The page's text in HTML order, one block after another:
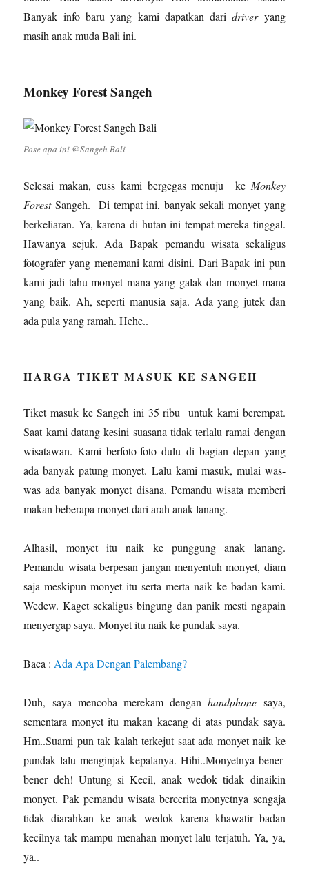
Banyak info baru yang kami dapatkan daridriveryang
masih anak muda Bali ini.
Monkey Forest Sangeh
Pose apa ini @Sangeh Bali
Selesai makan, cuss kami bergegas menuju ke Monkey
ForestSangeh. Di tempat ini, banyak sekali monyet yang
berkeliaran. Ya, karena di hutan ini tempat mereka tinggal.
Hawanya sejuk. Ada Bapak pemandu wisata sekaligus
fotografer yang menemani kami disini. Dari Bapak ini pun
kami jadi tahu monyet mana yang galak dan monyet mana
yang baik. Ah, seperti manusia saja. Ada yang jutek dan
ada pula yang ramah. Hehe..
HARGA TIKET MASUK KE SANGEH
Tiket masuk ke Sangeh ini 35 ribu untuk kami berempat.
Saat kami datang kesini suasana tidak terlalu ramai dengan
wisatawan. Kami berfoto-foto dulu di bagian depan yang
ada banyak patung monyet. Lalu kami masuk, mulai was-
was ada banyak monyet disana. Pemandu wisata memberi
makan beberapa monyet dari arah anak lanang.
Alhasil, monyet itu naik ke punggung anak lanang.
Pemandu wisata berpesan jangan menyentuh monyet, diam
saja meskipun monyet itu serta merta naik ke badan kami.
Wedew. Kaget sekaligus bingung dan panik mesti ngapain
menyergap saya. Monyet itu naik ke pundak saya.
Baca :Ada Apa Dengan Palembang?
Duh, saya mencoba merekam denganhandphone saya,
sementara monyet itu makan kacang di atas pundak saya.
Hm..Suami pun tak kalah terkejut saat ada monyet naik ke
pundak lalu menginjak kepalanya. Hihi..Monyetnya bener-
bener deh! Untung si Kecil, anak wedok tidak dinaikin
monyet. Pak pemandu wisata bercerita monyetnya sengaja
tidak diarahkan ke anak wedok karena khawatir badan
kecilnya tak mampu menahan monyet lalu terjatuh. Ya, ya,
ya..